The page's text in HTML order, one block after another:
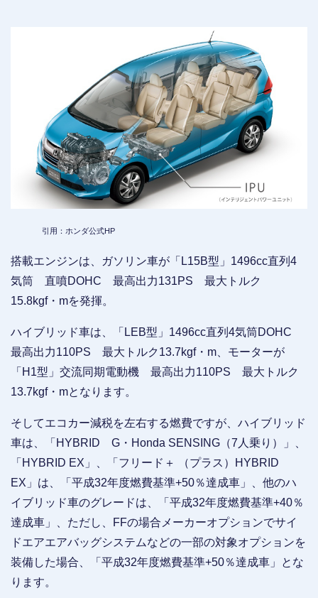
引用：ホンダ公式HP
搭載エンジンは、ガソリン車が「L15B型」1496cc直列4
気筒 直噴DOHC 最高出力131PS 最大トルク
15.8kgf・mを発揮。
ハイブリッド車は、「LEB型」1496cc直列4気筒DOHC
最高出力110PS 最大トルク13.7kgf・m、モーターが
「H1型」交流同期電動機 最高出力110PS 最大トルク
13.7kgf・mとなります。
そしてエコカー減税を左右する燃費ですが、ハイブリッド
車は、「HYBRID G・Honda SENSING（7人乗り）」、
「HYBRID EX」、「フリード＋ （プラス）HYBRID
EX」は、「平成32年度燃費基準+50％達成車」、他のハ
イブリッド車のグレードは、「平成32年度燃費基準+40％
達成車」、ただし、FFの場合メーカーオプションでサイ
ドエアエアバッグシステムなどの一部の対象オプションを
装備した場合、「平成32年度燃費基準+50％達成車」とな
ります。